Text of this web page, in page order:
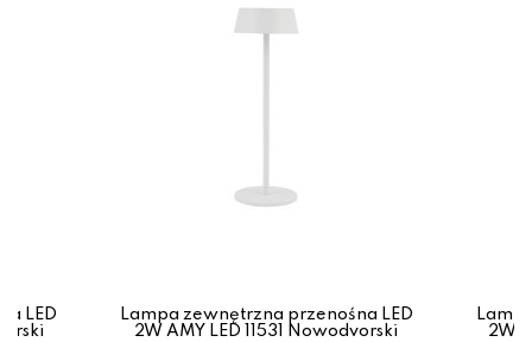
LED
Lampa zewnętrzna przenośna LED
2W AMY LED 11531 Nowodvorski
2W